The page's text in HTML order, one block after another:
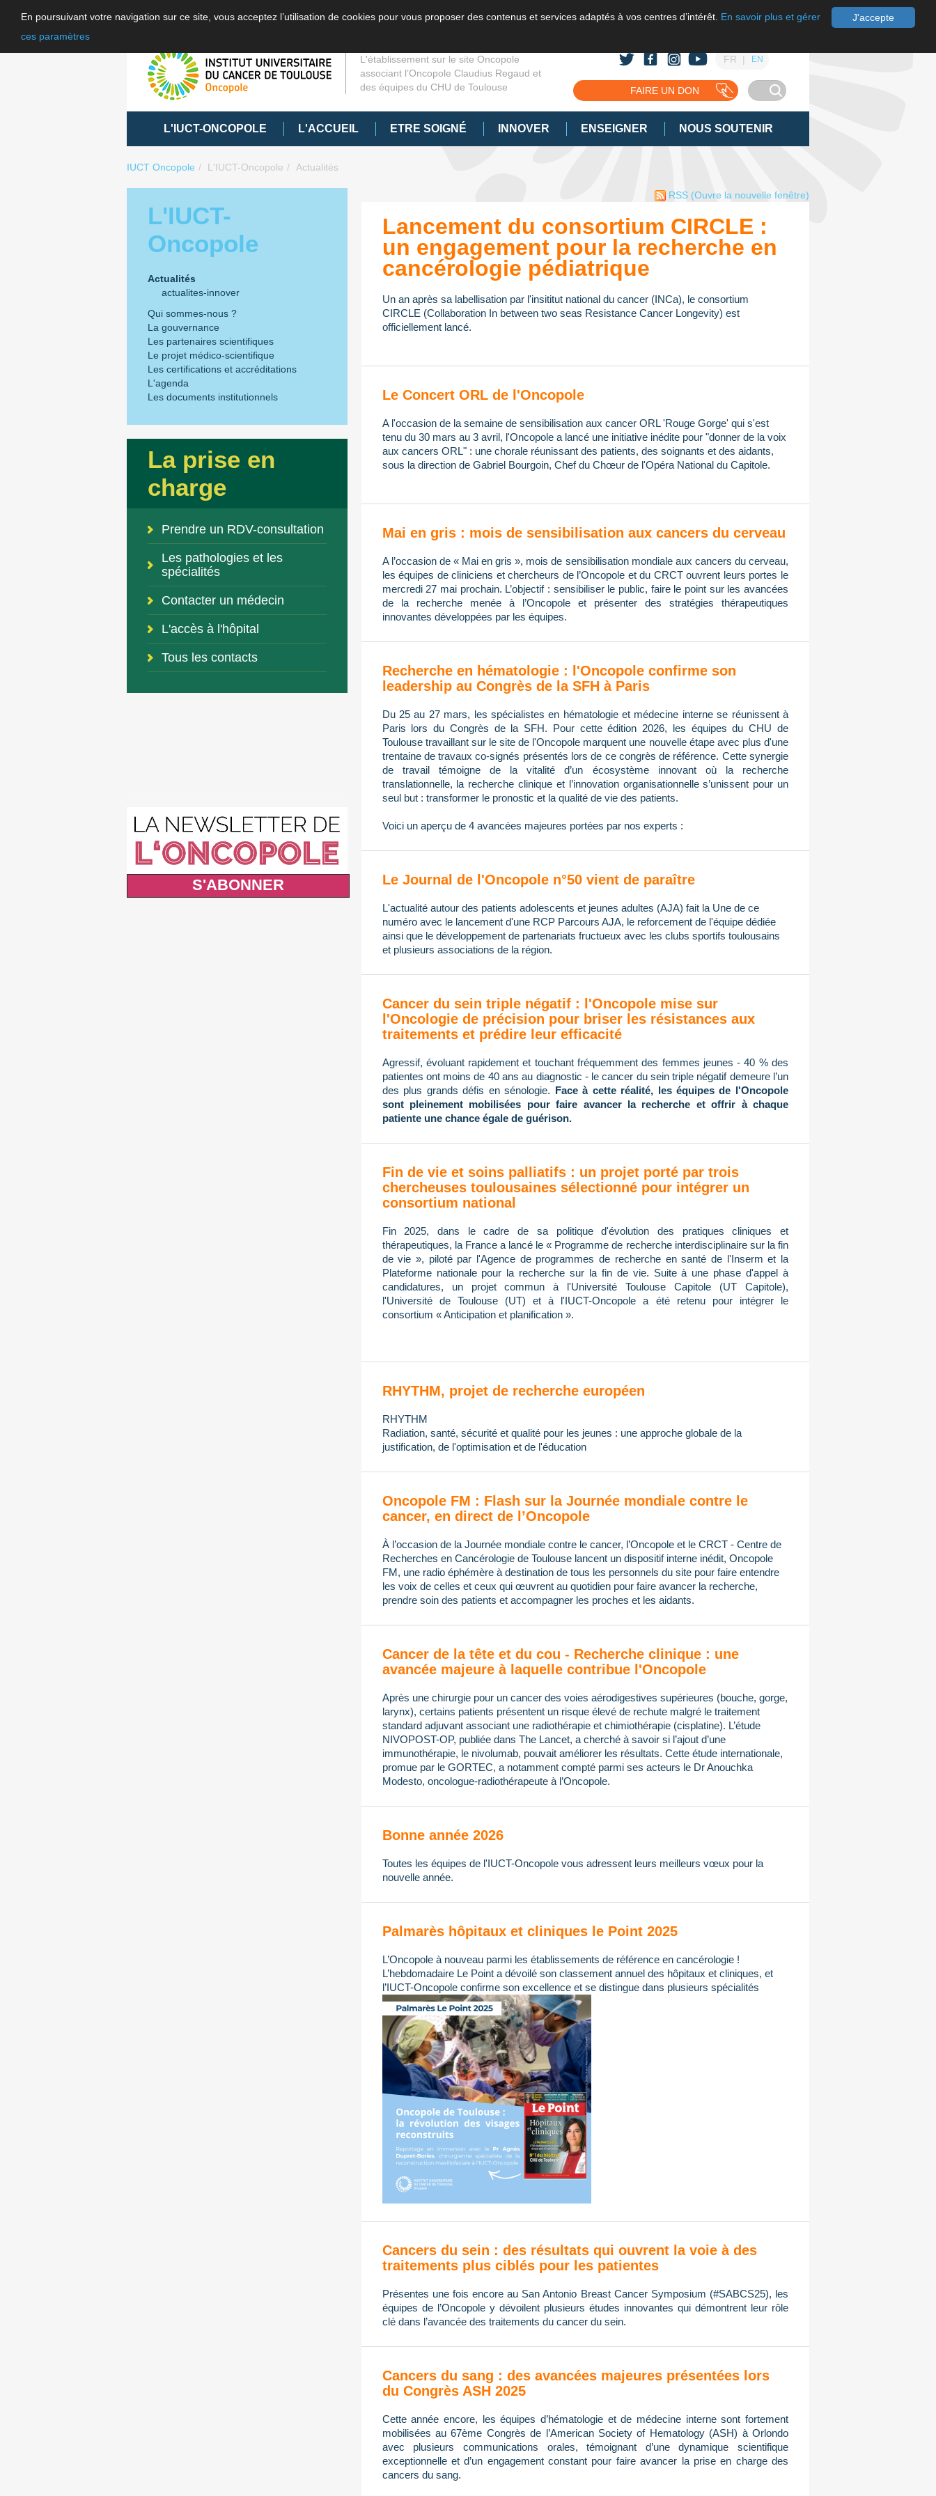
J'accepte
En poursuivant votre navigation sur ce site, vous acceptez l’utilisation de cookies pour vous proposer des contenus et services adaptés à vos centres d’intérêt. En savoir plus et gérer
ces paramètres
L'établissement sur le site Oncopole
associant l’Oncopole Claudius Regaud et
des équipes du CHU de Toulouse
FR EN
FAIRE UN DON
L'IUCT-ONCOPOLE L'ACCUEIL ETRE SOIGNÉ INNOVER ENSEIGNER NOUS SOUTENIR
IUCT Oncopole L'IUCT-Oncopole Actualités
L'IUCT-
Oncopole
Actualités
actualites-innover
Qui sommes-nous ?
La gouvernance
Les partenaires scientifiques
Le projet médico-scientifique
Les certifications et accréditations
L'agenda
Les documents institutionnels
La prise en
charge
Prendre un RDV-consultation
Les pathologies et les
spécialités
Contacter un médecin
L'accès à l'hôpital
Tous les contacts
S'ABONNER
RSS (Ouvre la nouvelle fenêtre)
Lancement du consortium CIRCLE :
un engagement pour la recherche en
cancérologie pédiatrique
Un an après sa labellisation par l'insititut national du cancer (INCa), le consortium
CIRCLE (Collaboration In between two seas Resistance Cancer Longevity) est
officiellement lancé.
Le Concert ORL de l'Oncopole
A l'occasion de la semaine de sensibilisation aux cancer ORL 'Rouge Gorge' qui s'est
tenu du 30 mars au 3 avril, l'Oncopole a lancé une initiative inédite pour "donner de la voix
aux cancers ORL" : une chorale réunissant des patients, des soignants et des aidants,
sous la direction de Gabriel Bourgoin, Chef du Chœur de l'Opéra National du Capitole.
Mai en gris : mois de sensibilisation aux cancers du cerveau
A l’occasion de « Mai en gris », mois de sensibilisation mondiale aux cancers du cerveau,
les équipes de cliniciens et chercheurs de l’Oncopole et du CRCT ouvrent leurs portes le
mercredi 27 mai prochain. L’objectif : sensibiliser le public, faire le point sur les avancées
de la recherche menée à l’Oncopole et présenter des stratégies thérapeutiques
innovantes développées par les équipes.
Recherche en hématologie : l'Oncopole confirme son
leadership au Congrès de la SFH à Paris
Du 25 au 27 mars, les spécialistes en hématologie et médecine interne se réunissent à
Paris lors du Congrès de la SFH. Pour cette édition 2026, les équipes du CHU de
Toulouse travaillant sur le site de l'Oncopole marquent une nouvelle étape avec plus d'une
trentaine de travaux co-signés présentés lors de ce congrès de référence. Cette synergie
de travail témoigne de la vitalité d’un écosystème innovant où la recherche
translationnelle, la recherche clinique et l’innovation organisationnelle s’unissent pour un
seul but : transformer le pronostic et la qualité de vie des patients.
Voici un aperçu de 4 avancées majeures portées par nos experts :
Le Journal de l'Oncopole n°50 vient de paraître
L'actualité autour des patients adolescents et jeunes adultes (AJA) fait la Une de ce
numéro avec le lancement d'une RCP Parcours AJA, le reforcement de l'équipe dédiée
ainsi que le développement de partenariats fructueux avec les clubs sportifs toulousains
et plusieurs associations de la région.
Cancer du sein triple négatif : l'Oncopole mise sur
l'Oncologie de précision pour briser les résistances aux
traitements et prédire leur efficacité
Agressif, évoluant rapidement et touchant fréquemment des femmes jeunes - 40 % des
patientes ont moins de 40 ans au diagnostic - le cancer du sein triple négatif demeure l’un
des plus grands défis en sénologie. Face à cette réalité, les équipes de l'Oncopole
sont pleinement mobilisées pour faire avancer la recherche et offrir à chaque
patiente une chance égale de guérison.
Fin de vie et soins palliatifs : un projet porté par trois
chercheuses toulousaines sélectionné pour intégrer un
consortium national
Fin 2025, dans le cadre de sa politique d'évolution des pratiques cliniques et
thérapeutiques, la France a lancé le « Programme de recherche interdisciplinaire sur la fin
de vie », piloté par l'Agence de programmes de recherche en santé de l'Inserm et la
Plateforme nationale pour la recherche sur la fin de vie. Suite à une phase d'appel à
candidatures, un projet commun à l'Université Toulouse Capitole (UT Capitole),
l'Université de Toulouse (UT) et à l'IUCT-Oncopole a été retenu pour intégrer le
consortium « Anticipation et planification ».
RHYTHM, projet de recherche européen
RHYTHM
Radiation, santé, sécurité et qualité pour les jeunes : une approche globale de la
justification, de l'optimisation et de l'éducation
Oncopole FM : Flash sur la Journée mondiale contre le
cancer, en direct de l’Oncopole
À l’occasion de la Journée mondiale contre le cancer, l’Oncopole et le CRCT - Centre de
Recherches en Cancérologie de Toulouse lancent un dispositif interne inédit, Oncopole
FM, une radio éphémère à destination de tous les personnels du site pour faire entendre
les voix de celles et ceux qui œuvrent au quotidien pour faire avancer la recherche,
prendre soin des patients et accompagner les proches et les aidants.
Cancer de la tête et du cou - Recherche clinique : une
avancée majeure à laquelle contribue l'Oncopole
Après une chirurgie pour un cancer des voies aérodigestives supérieures (bouche, gorge,
larynx), certains patients présentent un risque élevé de rechute malgré le traitement
standard adjuvant associant une radiothérapie et chimiothérapie (cisplatine). L’étude
NIVOPOST-OP, publiée dans The Lancet, a cherché à savoir si l’ajout d’une
immunothérapie, le nivolumab, pouvait améliorer les résultats. Cette étude internationale,
promue par le GORTEC, a notamment compté parmi ses acteurs le Dr Anouchka
Modesto, oncologue-radiothérapeute à l’Oncopole.
Bonne année 2026
Toutes les équipes de l'IUCT-Oncopole vous adressent leurs meilleurs vœux pour la
nouvelle année.
Palmarès hôpitaux et cliniques le Point 2025
L’Oncopole à nouveau parmi les établissements de référence en cancérologie !
L’hebdomadaire Le Point a dévoilé son classement annuel des hôpitaux et cliniques, et
l’IUCT-Oncopole confirme son excellence et se distingue dans plusieurs spécialités
Cancers du sein : des résultats qui ouvrent la voie à des
traitements plus ciblés pour les patientes
Présentes une fois encore au San Antonio Breast Cancer Symposium (#SABCS25), les
équipes de l’Oncopole y dévoilent plusieurs études innovantes qui démontrent leur rôle
clé dans l’avancée des traitements du cancer du sein.
Cancers du sang : des avancées majeures présentées lors
du Congrès ASH 2025
Cette année encore, les équipes d’hématologie et de médecine interne sont fortement
mobilisées au 67ème Congrès de l’American Society of Hematology (ASH) à Orlondo
avec plusieurs communications orales, témoignant d’une dynamique scientifique
exceptionnelle et d’un engagement constant pour faire avancer la prise en charge des
cancers du sang.